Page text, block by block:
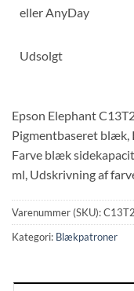
ellerAnyDay
Udsolgt
Epson Elephant
Pigmentbaseret blæk,
Farve blæk
ml, Udskrivning af
Varenummer (SKU):
Kategori: Blækpatroner